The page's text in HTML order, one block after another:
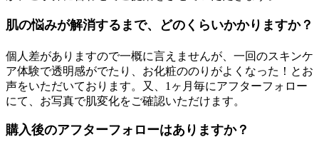
肌の悩みが解消するまで、どのくらいかかりますか？
個人差がありますので一概に言えませんが、一回のスキンケ
ア体験で透明感がでたり、お化粧ののりがよくなった！とお
声をいただいております。又、1ヶ月毎にアフターフォロー
にて、お写真で肌変化をご確認いただけます。
購入後のアフターフォローはありますか？